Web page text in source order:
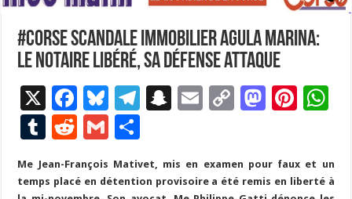
#corse Scandale immobilier Agula Marina:
le notaire libéré, sa défense attaque
X
F
ac
e
b
Bl
u
es
ky
T
gr
S
p
E
l
C
y
M
d
Pi
es
T
m
R
d
G
ai ta
Me Jean-François Mativet, mis en examen pour faux et un
temps placé en détention provisoire a été remis en liberté à